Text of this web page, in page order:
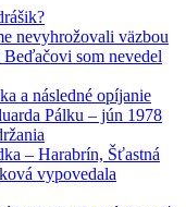
nevyhrožovali väzbou
som nevedel
a následné opíjanie
Pálku – jún 1978
– Harabrín, Šťastná
vypovedala